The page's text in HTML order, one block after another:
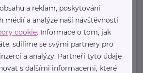
přehled společností
a reklam, poskytování
médií a analýze naší návštěvnosti
cookie. Informace o tom, jak
sdílíme se svými partnery pro
a analýzy. Partneři tyto údaje
s dalšími informacemi, které